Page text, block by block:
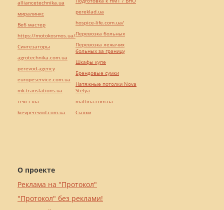
О проекте
Реклама на "Протокол"
"Протокол" без реклами!
alliancetechnika.ua
миралинкс
Веб мастер
https://motokosmos.ua/
Синтезаторы
agrotechnika.com.ua
perevod.agency
europeservice.com.ua
mk-translations.ua
текст юа
kievperevod.com.ua
pereklad.ua
hospice-life.com.ua/
Перевозка больных
Перевозка лежачих
больных за границу
Шкафы купе
Брендовые сумки
Натяжные потолки Nova
Stelya
maltina.com.ua
Cылки